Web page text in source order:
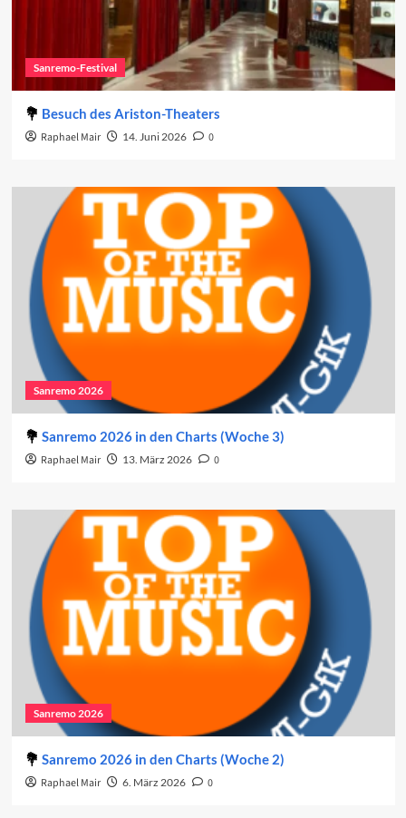
Sanremo-Festival
Besuch des Ariston-Theaters
Raphael Mair 14. Juni 2026 0
Sanremo 2026
Sanremo 2026 in den Charts (Woche 3)
Raphael Mair 13. März 2026 0
Sanremo 2026
Sanremo 2026 in den Charts (Woche 2)
Raphael Mair 6. März 2026 0